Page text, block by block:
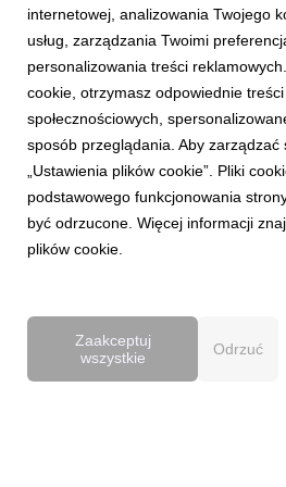
grafika| 1,14 MB
Provident_materia__graficzy_1.jpg
grafika| 1,42 MB
internetowej, analizowania Twojego
usług, zarządzania Twoimi
personalizowania treści
cookie, otrzymasz odpowiednie
społecznościowych,
sposób przeglądania. Aby zarządzać
„Ustawienia plików cookie”. Pliki
podstawowego funkcjonowania
być odrzucone. Więcej informacji
plików cookie.
Zaakceptuj
wszystkie
Odrzuć